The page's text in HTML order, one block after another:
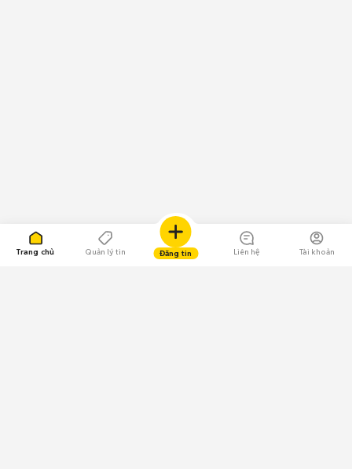
Trang chủ Quản lý tin Đăng tin Liên hệ Tài khoản